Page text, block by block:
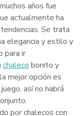
años fue
actualmente ha
Se trata
elegancia y estilo y
para ir
chaleco bonito y
mejor opción es
así no habrá
por chalecos con